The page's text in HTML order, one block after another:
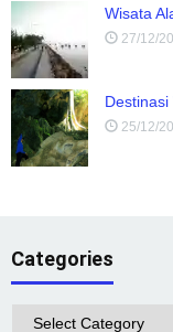
Wisata
27/12/
25/12/
Categories
Categories